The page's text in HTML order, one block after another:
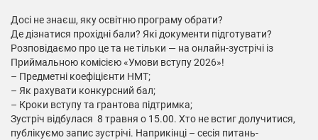
Досі не знаєш, яку освітню програму обрати?
Де дізнатися прохідні бали? Які документи підготувати?
Розповідаємо про це та не тільки — на онлайн-зустрічі із
Приймальною комісією «Умови вступу 2026»!
– Предметні коефіцієнти НМТ;
– Як рахувати конкурсний бал;
– Кроки вступу та грантова підтримка;
Зустріч відбулася 8 травня о 15.00. Хто не встиг долучитися,
публікуємо запис зустрічі. Наприкінці – сесія питань-